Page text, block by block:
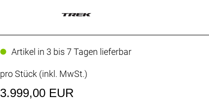
Artikel in 3 bis 7 Tagen lieferbar
pro Stück (inkl. MwSt.)
3.999,00 EUR